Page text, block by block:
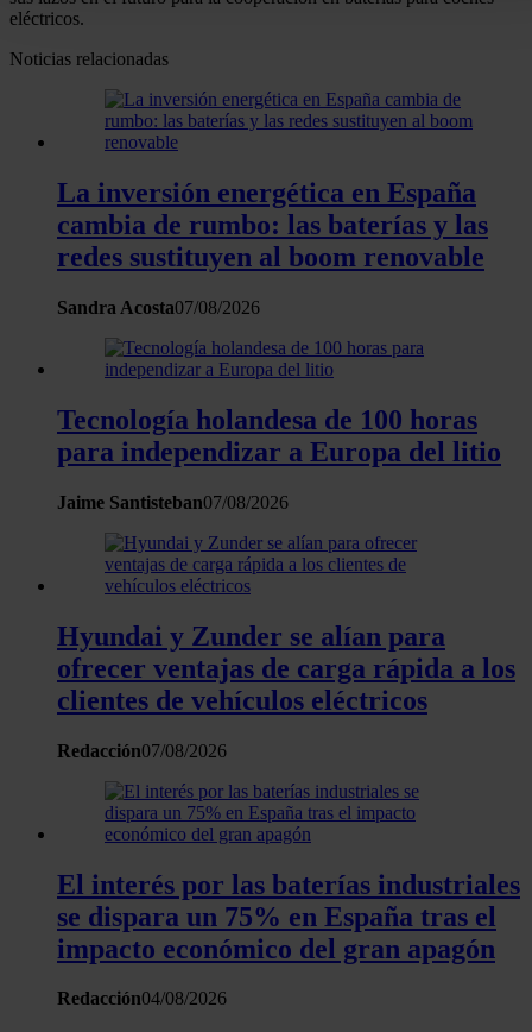
personales y establezca sus preferencias en la
datos
. Puede cambiar o retirar su consentimiento en
Las cookies de este sitio web se usan para personalizar el
analizar el tráfico. Además, compartimos información sobre
uso que haga del sitio web con nuestros partners de redes
sociales, publicidad y análisis web, quienes pueden
con otra información que les haya proporcionado o que
recopilado a partir del uso que haya hecho de sus servicios.
eléctricos.
Noticias relacionadas
La inversión energética en España
cambia de rumbo: las baterías y las
redes sustituyen al boom renovable
Sandra Acosta07/08/2026
Tecnología holandesa de 100 horas
para independizar a Europa del litio
Jaime Santisteban07/08/2026
Hyundai y Zunder se alían para
ofrecer ventajas de carga rápida a los
clientes de vehículos eléctricos
Redacción07/08/2026
El interés por las baterías industriales
se dispara un 75% en España tras el
impacto económico del gran apagón
Redacción04/08/2026